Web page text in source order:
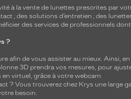
à la vente de lunettes prescrites par
; des solutions d’entretien ; des
des services de professionnels
?
afin de vous assister au mieux. Ainsi,
3D prendra vos mesures, pour
virtuel, grâce à votre webcam.
? Vous trouverez chez Krys une large
besoin.